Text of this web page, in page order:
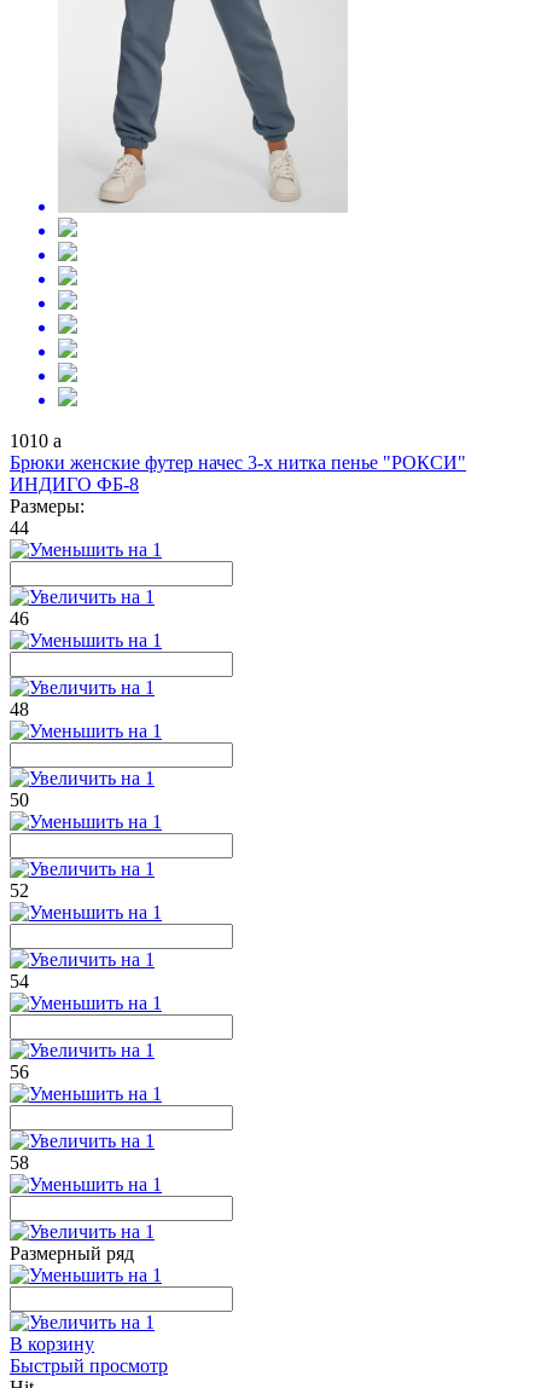
1010 a
Брюки женские футер начес 3-х нитка пенье "РОКСИ"
ИНДИГО ФБ-8
Размеры:
44
46
48
50
52
54
56
58
Размерный ряд
В корзину
Быстрый просмотр